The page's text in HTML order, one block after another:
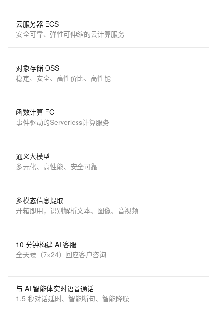
云服务器 ECS
安全可靠、弹性可伸缩的云计算服务
对象存储 OSS
稳定、安全、高性价比、高性能
函数计算 FC
事件驱动的Serverless计算服务
通义大模型
多元化、高性能、安全可靠
多模态信息提取
开箱即用，识别解析文本、图像、音视频
10 分钟构建 AI 客服
全天候（7×24）回应客户咨询
与 AI 智能体实时语音通话
1.5 秒对话延时、智能断句、智能降噪